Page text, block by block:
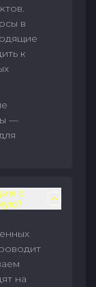
в
к
—
с
на